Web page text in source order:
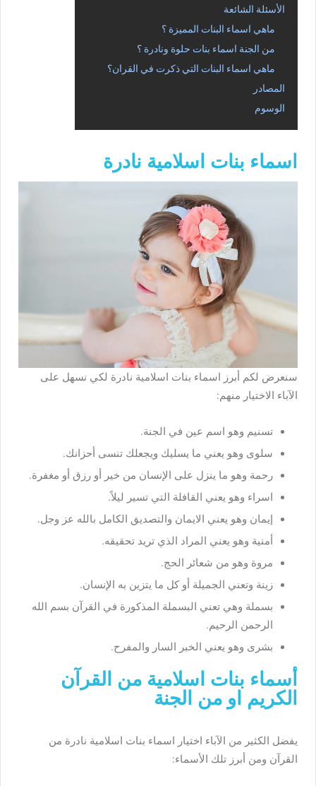
الأسئلة الشائعة
ماهي اسماء البنات المميزة ؟
من الجنة اسماء بنات حلوة ونادرة ؟
ماهي اسماء البنات التي ذكرت في القران؟
المصادر
الوسوم
اسماء بنات اسلامية نادرة
سنعرض لكم أبرز اسماء بنات اسلامية نادرة لكي نسهل على
الآباء الاختيار منهم:
تسنيم وهو اسم عين في الجنة.
سلوى وهو يعني ما يسليك ويجعلك تنسى أحزانك.
رحمة وهو ما ينزل على الإنسان من خير أو رزق أو مغفرة.
اسراء وهو يعني القافلة التي تسير ليلاً.
إيمان وهو يعني الايمان والتصديق الكامل بالله عز وجل.
أمنية وهو يعني المراد الذي تريد تحقيقه.
مروة وهو من شعائر الحج.
زينة وتعني الجميلة أو كل ما يتزين به الإنسان.
بسملة وهي تعني البسملة المذكورة في القرآن بسم الله
الرحمن الرحيم.
بشرى وهو يعني الخبر السار والمفرح.
أسماء بنات اسلامية من القرآن
الكريم او من الجنة
يفضل الكثير من الآباء اختيار اسماء بنات اسلامية نادرة من
القرآن ومن أبرز تلك الأسماء: